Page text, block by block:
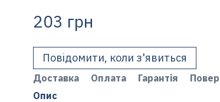
203 грн
Повідомити, коли з'явиться
Доставка Оплата Гарантія
Опис